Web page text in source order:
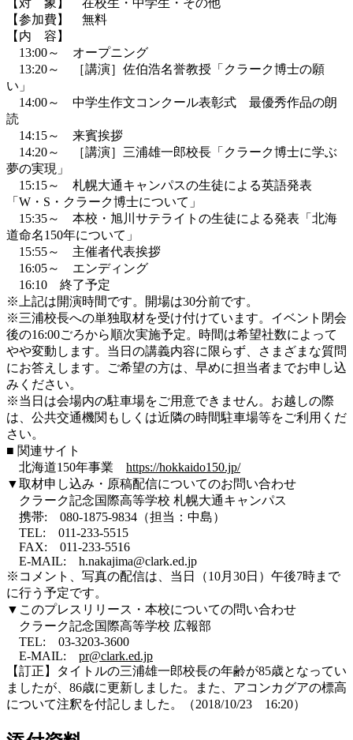
【参加費】 無料
【内 容】
13:00～ オープニング
13:20～ ［講演］佐伯浩名誉教授「クラーク博士の願
い」
14:00～ 中学生作文コンクール表彰式 最優秀作品の朗
読
14:15～ 来賓挨拶
14:20～ ［講演］三浦雄一郎校長「クラーク博士に学ぶ
夢の実現」
15:15～ 札幌大通キャンパスの生徒による英語発表
「W・S・クラーク博士について」
15:35～ 本校・旭川サテライトの生徒による発表「北海
道命名150年について」
15:55～ 主催者代表挨拶
16:05～ エンディング
16:10 終了予定
※上記は開演時間です。開場は30分前です。
※三浦校長への単独取材を受け付けています。イベント閉会
後の16:00ごろから順次実施予定。時間は希望社数によって
やや変動します。当日の講義内容に限らず、さまざまな質問
にお答えします。ご希望の方は、早めに担当者までお申し込
みください。
※当日は会場内の駐車場をご用意できません。お越しの際
は、公共交通機関もしくは近隣の時間駐車場等をご利用くだ
さい。
■ 関連サイト
北海道150年事業 https://hokkaido150.jp/
▼取材申し込み・原稿配信についてのお問い合わせ
クラーク記念国際高等学校 札幌大通キャンパス
携帯: 080-1875-9834（担当：中島）
TEL: 011-233-5515
FAX: 011-233-5516
E-MAIL: h.nakajima@clark.ed.jp
※コメント、写真の配信は、当日（10月30日）午後7時まで
に行う予定です。
▼このプレスリリース・本校についての問い合わせ
クラーク記念国際高等学校 広報部
TEL: 03-3203-3600
E-MAIL: pr@clark.ed.jp
【訂正】タイトルの三浦雄一郎校長の年齢が85歳となってい
ましたが、86歳に更新しました。また、アコンカグアの標高
について注釈を付記しました。（2018/10/23 16:20）